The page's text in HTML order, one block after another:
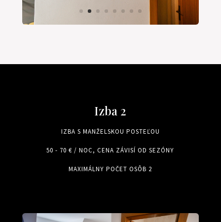
Izba 2
IZBA S MANŽELSKOU POSTEĽOU
50 - 70 € / NOC, CENA ZÁVISÍ OD SEZÓNY
MAXIMÁLNY POČET OSÔB 2